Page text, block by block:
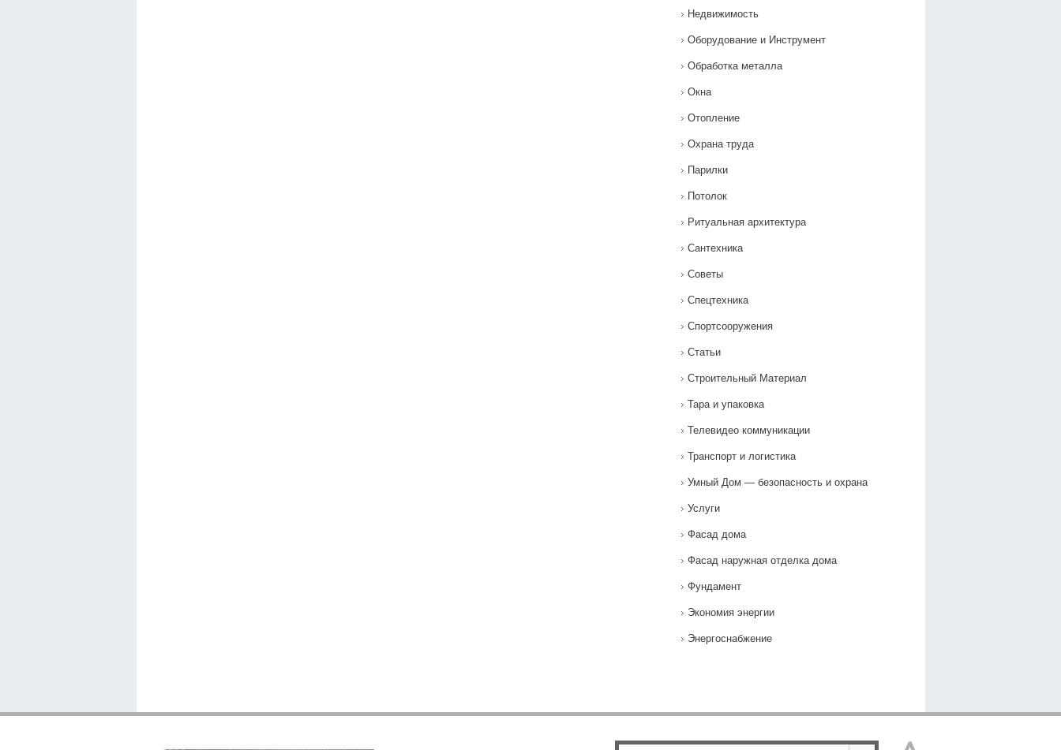
Недвижимость
Оборудование и Инструмент
Обработка металла
Окна
Отопление
Охрана труда
Парилки
Потолок
Ритуальная архитектура
Сантехника
Советы
Спецтехника
Спортсооружения
Статьи
Строительный Материал
Тара и упаковка
Телевидео коммуникации
Транспорт и логистика
Умный Дом — безопасность и охрана
Услуги
Фасад дома
Фасад наружная отделка дома
Фундамент
Экономия энергии
Энергоснабжение